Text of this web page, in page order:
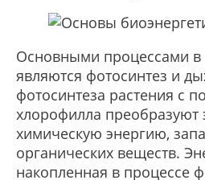
Основными процессами в
являются фотосинтез и
фотосинтеза растения с
хлорофилла преобразуют
химическую энергию,
органических веществ.
накопленная в процессе